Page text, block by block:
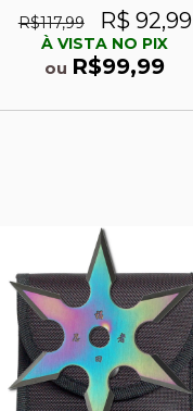
R$117,99
R$ 92,99
À VISTA NO PIX
ou R$99,99